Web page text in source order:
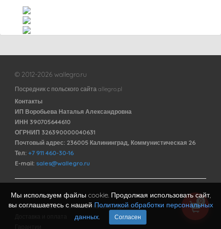
© 2012-2026 wallegro.ru
Посредник с польского сайта allegro.pl
Контакты
ИП Воробьева Наталья Александровна
ИНН 390705644610
ОГРНИП 326390000040631
Почтовый адрес: 236005 Калининград, Коммунистическая 26
Тел: +7 911 460-30-16
E-mail: sales@wallegro.ru
Договор оферты
Политика обработки персональных данных
0
Мы используем файлы cookie. Продолжая использовать сайт,
вы соглашаетесь с нашей Политикой обработки персональных
данных
Согласен